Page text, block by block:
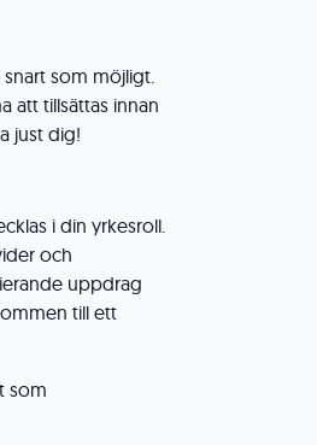
som möjligt.
att tillsättas innan
just dig!
i din yrkesroll.
och
uppdrag
till ett
som